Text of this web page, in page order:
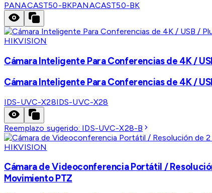
PANACAST50-BKPANACAST50-BK
HIKVISION
Cámara Inteligente Para Conferencias de 4K /
Cámara Inteligente Para Conferencias de 4K /
IDS-UVC-X28IDS-UVC-X28
Reemplazo sugerido: IDS-UVC-X28-B
HIKVISION
Cámara de Videoconferencia Portátil /
Movimiento PTZ